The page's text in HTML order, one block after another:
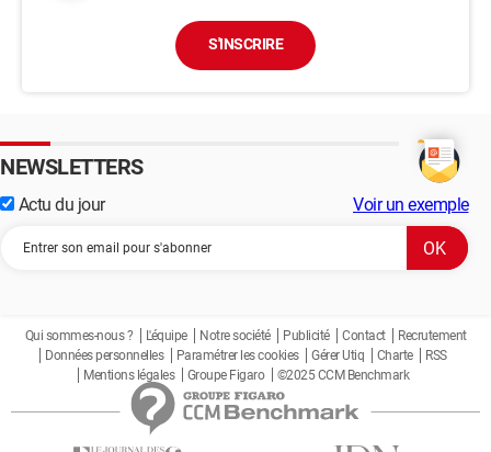
S'INSCRIRE
NEWSLETTERS
Actu du jour Voir un exemple
Qui sommes-nous ? L'équipe Notre société Publicité Contact
Recrutement
Données personnelles
Paramétrer les cookies Gérer Utiq Charte
RSS
Mentions légales
Groupe Figaro ©2025 CCM Benchmark